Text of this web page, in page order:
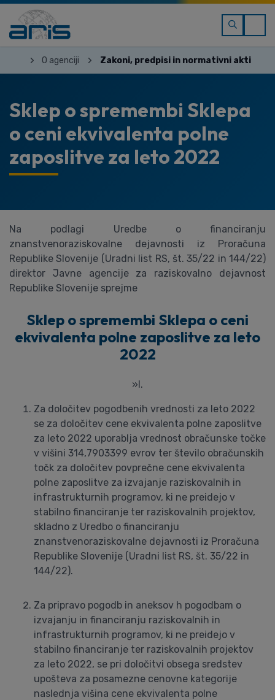
O agenciji Zakoni, predpisi in normativni akti
Sklep o spremembi Sklepa
o ceni ekvivalenta polne
zaposlitve za leto 2022
Na podlagi Uredbe o financiranju
znanstvenoraziskovalne dejavnosti iz Proračuna
Republike Slovenije (Uradni list RS, št. 35/22 in 144/22)
direktor Javne agencije za raziskovalno dejavnost
Republike Slovenije sprejme
Sklep o spremembi Sklepa o ceni
ekvivalenta polne zaposlitve za leto
2022
»I.
Za določitev pogodbenih vrednosti za leto 2022
se za določitev cene ekvivalenta polne zaposlitve
za leto 2022 uporablja vrednost obračunske točke
v višini 314,7903399 evrov ter število obračunskih
točk za določitev povprečne cene ekvivalenta
polne zaposlitve za izvajanje raziskovalnih in
infrastrukturnih programov, ki ne preidejo v
stabilno financiranje ter raziskovalnih projektov,
skladno z Uredbo o financiranju
znanstvenoraziskovalne dejavnosti iz Proračuna
Republike Slovenije (Uradni list RS, št. 35/22 in
144/22).
Za pripravo pogodb in aneksov h pogodbam o
izvajanju in financiranju raziskovalnih in
infrastrukturnih programov, ki ne preidejo v
stabilno financiranje ter raziskovalnih projektov
za leto 2022, se pri določitvi obsega sredstev
upošteva za posamezne cenovne kategorije
naslednja višina cene ekvivalenta polne